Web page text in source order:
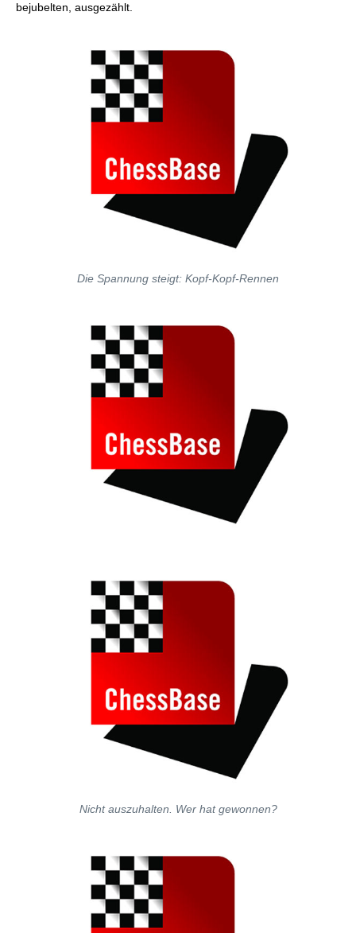
bejubelten, ausgezählt.
Die Spannung steigt: Kopf-Kopf-Rennen
Nicht auszuhalten. Wer hat gewonnen?